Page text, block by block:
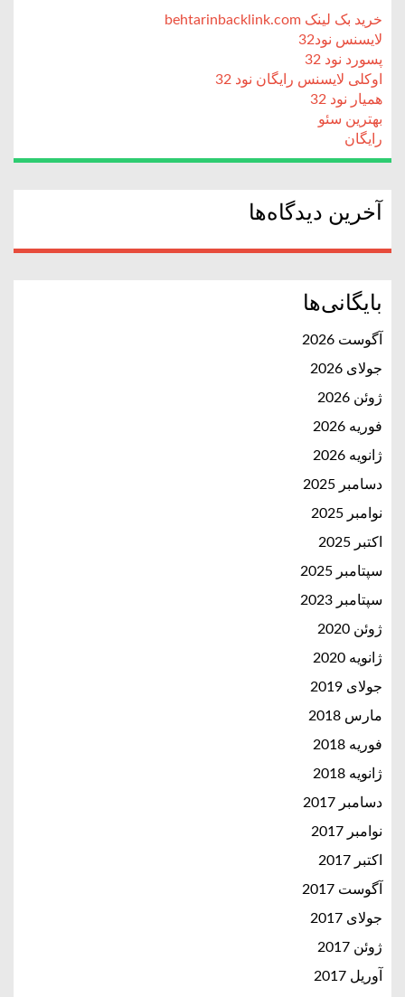
خرید بک لینک behtarinbacklink.com
لایسنس نود32
پسورد نود 32
اوکلی لایسنس رایگان نود 32
همیار نود 32
بهترین سئو
رایگان
آخرین دیدگاه‌ها
بایگانی‌ها
آگوست 2026
جولای 2026
ژوئن 2026
فوریه 2026
ژانویه 2026
دسامبر 2025
نوامبر 2025
اکتبر 2025
سپتامبر 2025
سپتامبر 2023
ژوئن 2020
ژانویه 2020
جولای 2019
مارس 2018
فوریه 2018
ژانویه 2018
دسامبر 2017
نوامبر 2017
اکتبر 2017
آگوست 2017
جولای 2017
ژوئن 2017
آوریل 2017